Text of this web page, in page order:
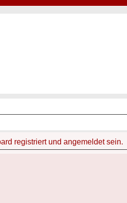
registriert und angemeldet sein.